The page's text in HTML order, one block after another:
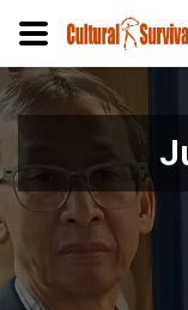
Skip
to
content